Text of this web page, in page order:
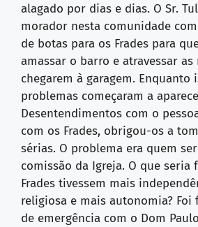
alagado por dias e dias. O Sr.
morador nesta comunidade
de botas para os Frades para
amassar o barro e atravessar as
chegarem à garagem. Enquanto
problemas começaram a
Desentendimentos com o
com os Frades, obrigou-os a
sérias. O problema era quem
comissão da Igreja. O que seria
Frades tivessem mais
religiosa e mais autonomia?
de emergência com o Dom